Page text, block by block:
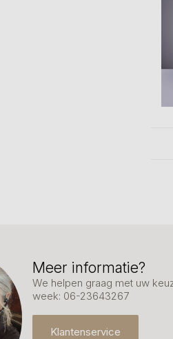
Meer informatie?
We helpen graag met uw
week: 06-23643267
Klantenservice